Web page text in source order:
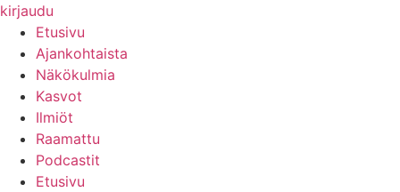
kirjaudu
Etusivu
Ajankohtaista
Näkökulmia
Kasvot
Ilmiöt
Raamattu
Podcastit
Etusivu